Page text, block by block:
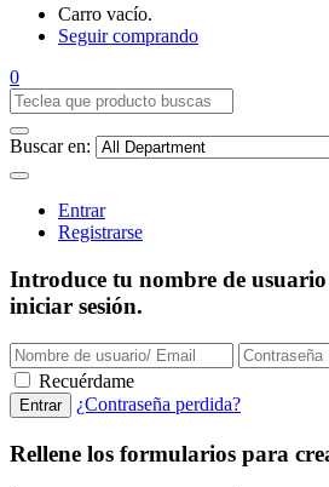
Carro vacío.
Seguir comprando
0
Buscar en:
Entrar
Registrarse
Introduce tu nombre de
iniciar sesión.
Recuérdame
¿Contraseña perdida?
Rellene los formularios para